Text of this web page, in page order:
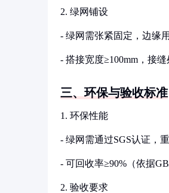
2. 绿网铺设
- 绿网需张紧固定，边缘
- 搭接宽度≥100mm，接缝
三、环保与验收标准
1. 环保性能
- 绿网需通过SGS认证，
- 可回收率≥90%（依据
2. 验收要求